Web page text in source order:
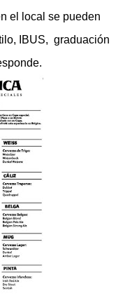
el local se pueden
IBUS, graduación
.